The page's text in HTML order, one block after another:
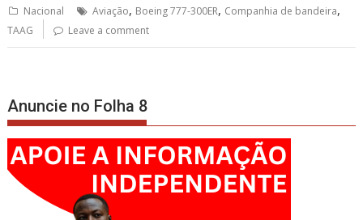
Nacional Aviação, Boeing 777-300ER, Companhia de bandeira,
TAAG Leave a comment
Anuncie no Folha 8